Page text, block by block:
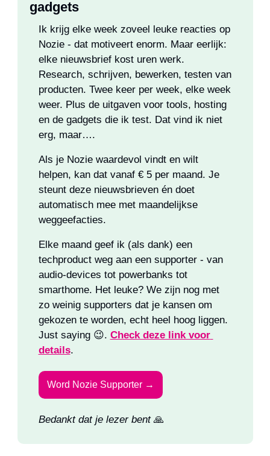
gadgets
Ik krijg elke week zoveel leuke reacties op
Nozie - dat motiveert enorm. Maar eerlijk:
elke nieuwsbrief kost uren werk.
Research, schrijven, bewerken, testen van
producten. Twee keer per week, elke week
weer. Plus de uitgaven voor tools, hosting
en de gadgets die ik test. Dat vind ik niet
erg, maar….
Als je Nozie waardevol vindt en wilt
helpen, kan dat vanaf € 5 per maand. Je
steunt deze nieuwsbrieven én doet
automatisch mee met maandelijkse
weggeefacties.
Elke maand geef ik (als dank) een
techproduct weg aan een supporter - van
audio-devices tot powerbanks tot
smarthome. Het leuke? We zijn nog met
zo weinig supporters dat je kansen om
gekozen te worden, echt heel hoog liggen.
Just saying 😉. Check deze link voor
details.
Word Nozie Supporter →
Bedankt dat je lezer bent 🙏